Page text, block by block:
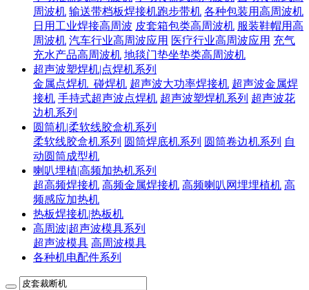
周波机 输送带档板焊接机跑步带机 各种包装用高周波机
日用工业焊接高周波 皮套箱包类高周波机 服装鞋帽用高
周波机 汽车行业高周波应用 医疗行业高周波应用 充气
充水产品高周波机 地毯门垫坐垫类高周波机
超声波塑焊机|点焊机系列
金属点焊机_碰焊机 超声波大功率焊接机 超声波金属焊
接机 手持式超声波点焊机 超声波塑焊机系列 超声波花
边机系列
圆筒机|柔软线胶盒机系列
柔软线胶盒机系列 圆筒焊底机系列 圆筒卷边机系列 自
动圆筒成型机
喇叭埋植|高频加热机系列
超高频焊接机 高频金属焊接机 高频喇叭网埋埋植机 高
频感应加热机
热板焊接机|热板机
高周波|超声波模具系列
超声波模具 高周波模具
各种机电配件系列